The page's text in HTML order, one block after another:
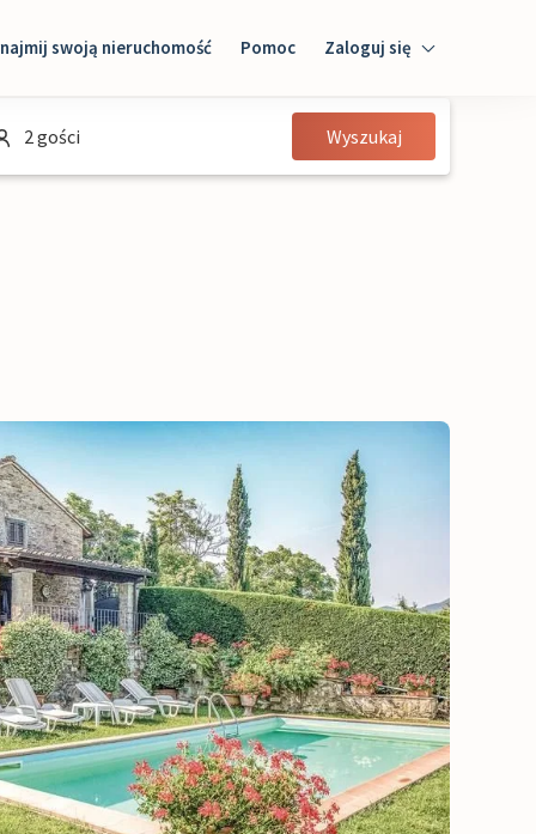
swoją nieruchomość Pomoc Zaloguj się
Zaloguj się
Gość
2 gości Wyszukaj